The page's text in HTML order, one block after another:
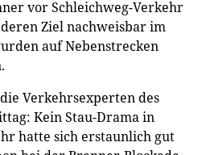
vor Schleichweg-Verkehr
Ziel nachweisbar im
auf Nebenstrecken
Verkehrsexperten des
Kein Stau-Drama in
hatte sich erstaunlich gut